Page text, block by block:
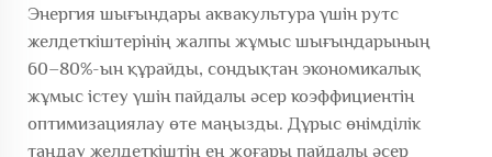
Энергия шығындары аквакультура үшін рутс
желдеткіштерінің жалпы жұмыс шығындарының
60–80%-ын құрайды, сондықтан экономикалық
жұмыс істеу үшін пайдалы әсер коэффициентін
оптимизациялау өте маңызды. Дұрыс өнімділік
таңдау желдеткіштің ең жоғары пайдалы әсер